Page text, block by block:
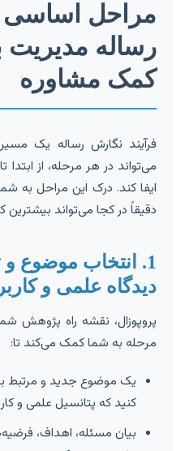
مراحل اساسی
رساله مدیریت
کمک مشاوره
فرآیند نگارش رساله یک
می‌تواند در هر مرحله، از
ایفا کند. درک این مراحل به
دقیقاً در کجا می‌تواند بیشترین
1. انتخاب موضوع و
دیدگاه علمی و
پروپوزال، نقشه راه
مرحله به شما کمک می‌کند تا:
یک موضوع جدید و مرتبط
کنید که پتانسیل علمی و
بیان مسئله، اهداف،